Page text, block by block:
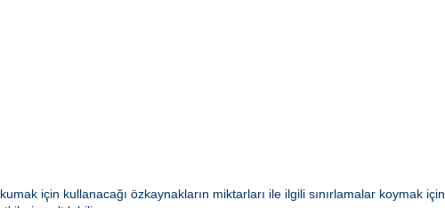
için kullanacağı özkaynakların miktarları ile ilgili sınırlamalar koymak için